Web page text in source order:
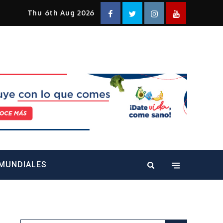
Thu 6th Aug 2026 FacebookTwitterInstagramYouTube